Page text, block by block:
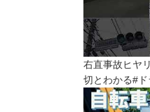
右直事故ヒヤ
切とわかる#